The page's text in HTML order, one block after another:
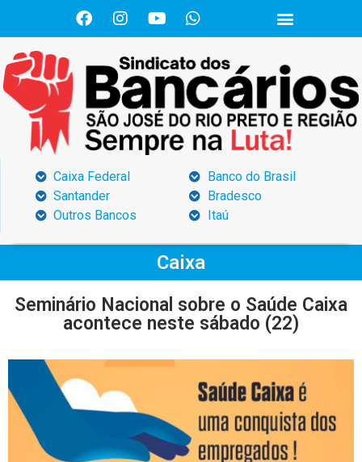
Caixa Federal
Santander
Outros Bancos
Banco do Brasil
Bradesco
Itaú
Caixa
Seminário Nacional sobre o Saúde Caixa
acontece neste sábado (22)